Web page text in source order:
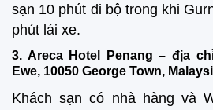
sạn 10 phút đi bộ trong khi
phút lái xe.
3. Areca Hotel Penang – địa
Ewe, 10050 George Town,
Khách sạn có nhà hàng và